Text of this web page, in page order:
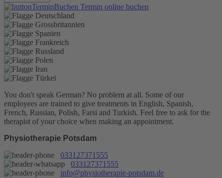
Termin online buchen
You don't speak German? No problem at all. Some of our
employees are trained to give treatments in English, Spanish,
French, Russian, Polish, Farsi and Turkish. Feel free to ask for the
therapist of your choice when making an appointment.
Physiotherapie Potsdam
033127371555
033127371555
info@physiotherapie-potsdam.de